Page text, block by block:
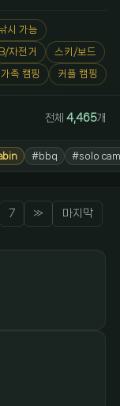
시 가능
자전거 스키/보드
가족 캠핑 커플 캠핑
전체 4,465개
#bbq #solo
7 » 마지막